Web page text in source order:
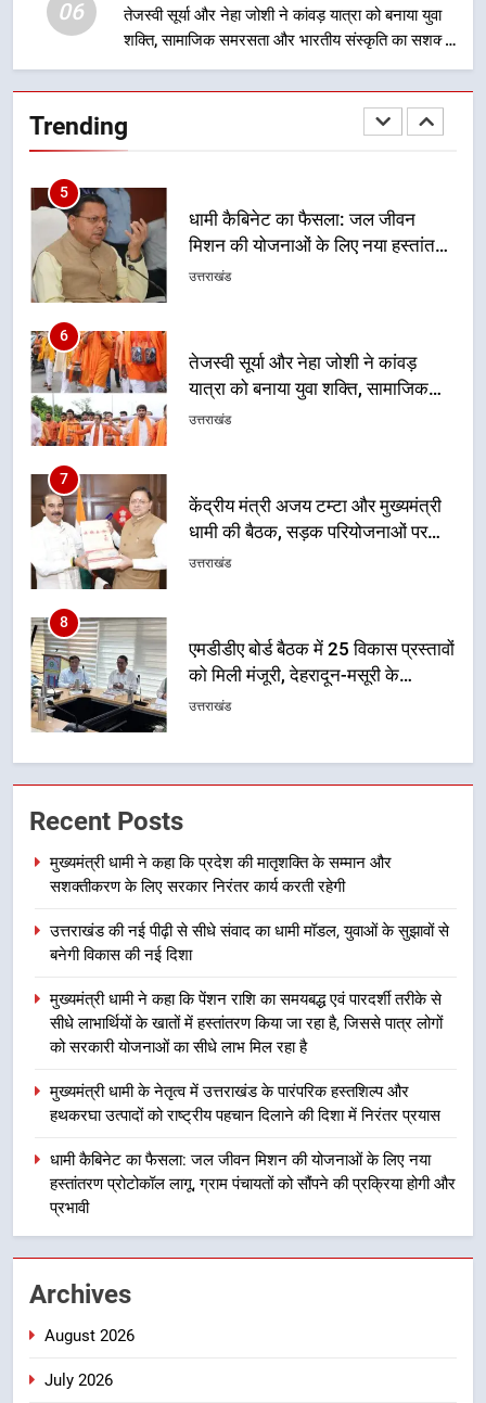
06
तेजस्वी सूर्या और नेहा जोशी ने कांवड़ यात्रा को बनाया युवा
शक्ति, सामाजिक समरसता और भारतीय संस्कृति का सशक्त
संदेश
Trending
निरंतर प्रयास
धामी कैबिनेट का फैसला: जल जीवन
मिशन की योजनाओं के लिए नया हस्तांतरण
प्रोटोकॉल लागू, ग्राम पंचायतों को सौंपने
6
तेजस्वी सूर्या और नेहा जोशी ने कांवड़
यात्रा को बनाया युवा शक्ति, सामाजिक
समरसता और भारतीय संस्कृति का सशक्त
7
केंद्रीय मंत्री अजय टम्टा और मुख्यमंत्री
धामी की बैठक, सड़क परियोजनाओं पर
हुआ मंथन
8
एमडीडीए बोर्ड बैठक में 25 विकास प्रस्तावों
को मिली मंजूरी, देहरादून-मसूरी के
नियोजित विकास को मिलेगी रफ्तार
1
मुख्यमंत्री धामी ने कहा कि प्रदेश की
मातृशक्ति के सम्मान और सशक्तीकरण के
लिए सरकार निरंतर कार्य करती रहेगी
विकास की नई दिशा
उत्तराखंड
3
मुख्यमंत्री धामी ने कहा कि पेंशन राशि का
लाभार्थियों के खातों में हस्तांतरण किया जा
रहा है, जिससे पात्र लोगों को सरकारी
योजनाओं का सीधे लाभ मिल रहा है
उत्तराखंड
मुख्यमंत्री धामी के नेतृत्व में उत्तराखंड के
पारंपरिक हस्तशिल्प और हथकरघा उत्पादों
निरंतर प्रयास
उत्तराखंड
5
धामी कैबिनेट का फैसला: जल जीवन
मिशन की योजनाओं के लिए नया हस्तांतरण
Recent Posts
मुख्यमंत्री धामी ने कहा कि प्रदेश की मातृशक्ति के सम्मान और
सशक्तीकरण के लिए सरकार निरंतर कार्य करती रहेगी
उत्तराखंड की नई पीढ़ी से सीधे संवाद का धामी मॉडल, युवाओं के सुझावों से
बनेगी विकास की नई दिशा
मुख्यमंत्री धामी ने कहा कि पेंशन राशि का समयबद्ध एवं पारदर्शी तरीके से
सीधे लाभार्थियों के खातों में हस्तांतरण किया जा रहा है, जिससे पात्र लोगों
को सरकारी योजनाओं का सीधे लाभ मिल रहा है
मुख्यमंत्री धामी के नेतृत्व में उत्तराखंड के पारंपरिक हस्तशिल्प और
हथकरघा उत्पादों को राष्ट्रीय पहचान दिलाने की दिशा में निरंतर प्रयास
धामी कैबिनेट का फैसला: जल जीवन मिशन की योजनाओं के लिए नया
हस्तांतरण प्रोटोकॉल लागू, ग्राम पंचायतों को सौंपने की प्रक्रिया होगी और
प्रभावी
Archives
August 2026
July 2026